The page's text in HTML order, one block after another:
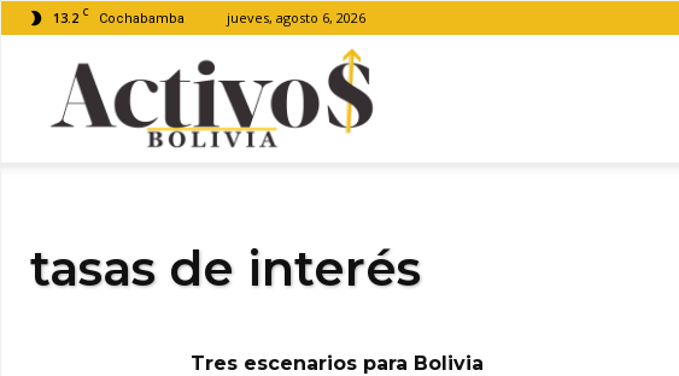
13.2 C Cochabamba jueves, agosto 6, 2026
tasas de interés
Tres escenarios para Bolivia